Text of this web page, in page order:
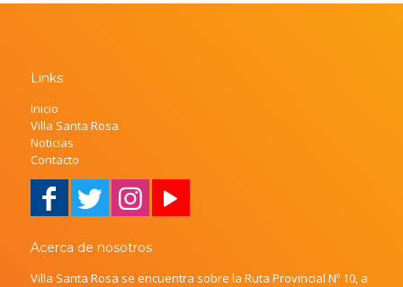
Links
Inicio
Villa Santa Rosa
Noticias
Contacto
Acerca de nosotros
Villa Santa Rosa se encuentra sobre la Ruta Provincial Nº 10, a